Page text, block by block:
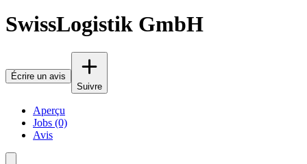
SwissLogistik GmbH
Écrire un avis
Suivre
Aperçu
Jobs (0)
Avis